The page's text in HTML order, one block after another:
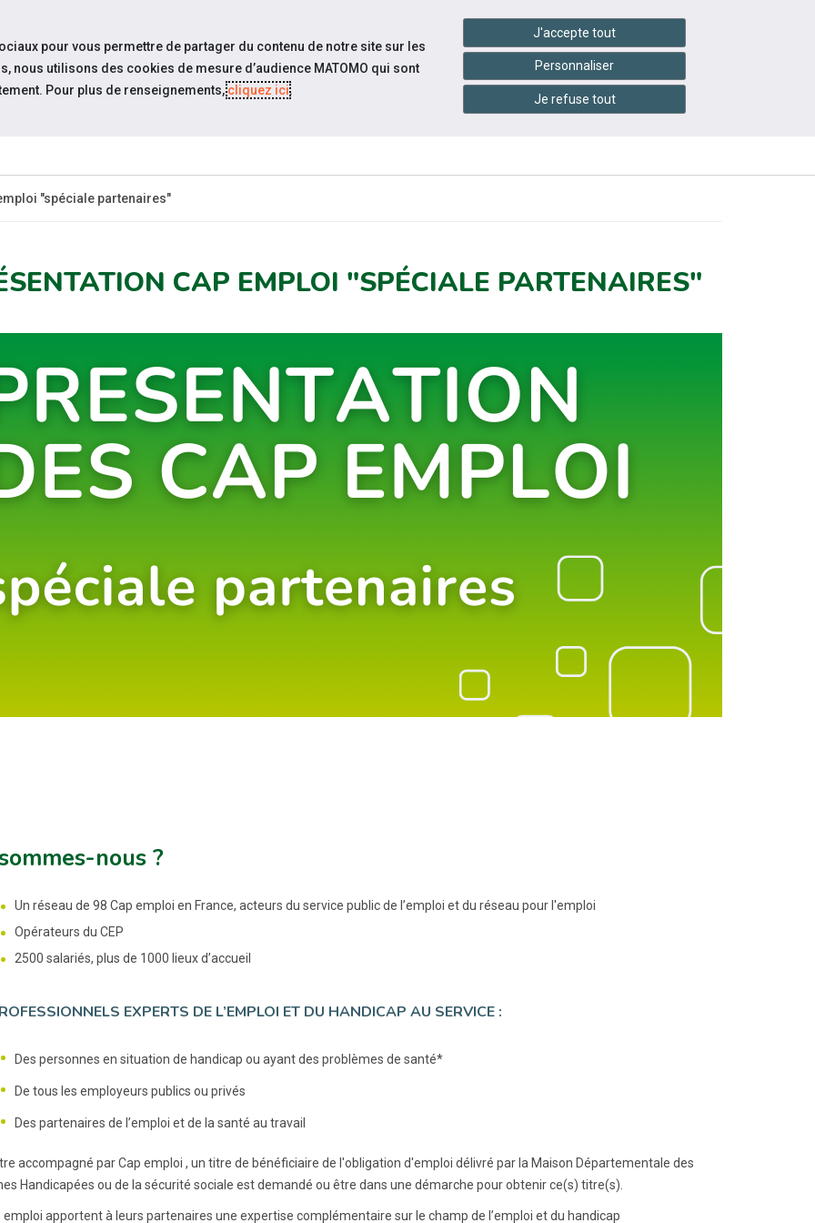
Accessibilité handshake Services en ligne
ESPACE
RESSOURCES
INFOS
PRATIQUES
NOUS
"spéciale partenaires"
CAP EMPLOI "SPÉCIALE PARTENAIRES"
nous ?
Un réseau de 98 Cap emploi en France, acteurs du service public de l’emploi et du réseau pour l'emploi
Opérateurs du CEP
2500 salariés, plus de 1000 lieux d’accueil
EXPERTS DE L’EMPLOI ET DU HANDICAP AU SERVICE :
Des personnes en situation de handicap ou ayant des problèmes de santé*
De tous les employeurs publics ou privés
Des partenaires de l’emploi et de la santé au travail
accompagné par Cap emploi , un titre de bénéficiaire de l'obligation d'emploi délivré par la Maison Départementale des
Handicapées ou de la sécurité sociale est demandé ou être dans une démarche pour obtenir ce(s) titre(s).
emploi apportent à leurs partenaires une expertise complémentaire sur le champ de l’emploi et du handicap
pour vous permettre de partager du contenu de notre site sur les
nous utilisons des cookies de mesure d’audience MATOMO qui sont
Pour plus de renseignements,cliquez ici.
J'accepte tout
Personnaliser
Je refuse tout